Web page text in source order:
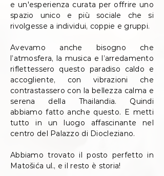
e un'esperienza curata per offrire uno
spazio unico e più sociale che si
rivolgesse a individui, coppie e gruppi.
Avevamo anche bisogno che
l’atmosfera, la musica e l’arredamento
riflettessero questo paradiso caldo e
accogliente, con vibrazioni che
contrastassero con la bellezza calma e
serena della Thailandia. Quindi
abbiamo fatto anche questo. E metti
tutto in un luogo affascinante nel
centro del Palazzo di Diocleziano.
Abbiamo trovato il posto perfetto in
Matošića ul., e il resto è storia!